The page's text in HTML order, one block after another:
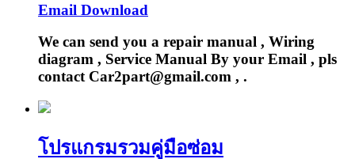
Email Download
We can send you a repair manual , Wiring
diagram , Service Manual By your Email , pls
contact Car2part@gmail.com , .
โปรแกรมรวมคู่มือซ่อม